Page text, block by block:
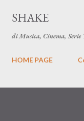
SHAKE
di Musica, Cinema, Serie
HOME PAGE